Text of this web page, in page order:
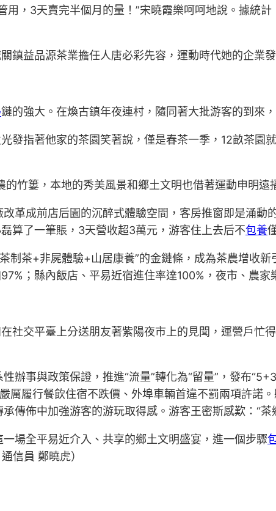
用，3天賣完半個月的量！”宋曉霞樂呵呵地說。據統
鎮益品源茶業擔任人唐必彩先容，運動時代她的企業
鏈的強大。在煥古鎮年夜連村，隨同著大批游客的到來
發指著他家的茶園笑著說，僅是春茶一季，12畝茶園
竹簍，本地的秀美風景和鄉土文明也借著運動申明遠
革成前店后園的沉醉式體驗空間，客房推窗即是涌動
算了一筆賬，3天營收超3萬元，游客住上去后不包養
制茶+非屍體驗+山居康養”的金鏈條，成為茶農增收
；縣內飯店、平易近宿進住率達100%，夜市、農家
社交平臺上分送朋友著紫陽夜市上的見聞，運營戶忙
辦事與政策保證，推進“流量”轉化為“留量”，發布
厲履行餐飲住宿不跌價、外埠車輛首違不罰兩項許諾
傳佈中加強游客的游玩取得感。游客王密斯感歎：“
場全平易近介入、共享的鄉土文明盛宴，進一個步驟
信員 鄭曉虎）